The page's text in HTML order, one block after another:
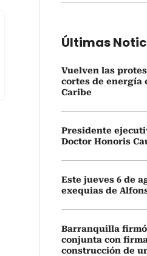
Últimas
Vuelven las
cortes de energía
Caribe
Presidente
Doctor Honoris
Este jueves 6 de
exequias de
Barranquilla
conjunta con
construcción de